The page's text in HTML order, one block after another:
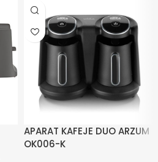
APARAT KAFEJE DUO ARZUM
OK006-K